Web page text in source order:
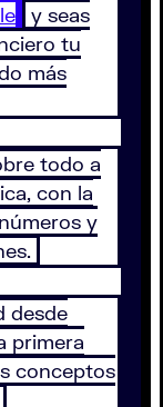
y seas
tu
más
todo a
con la
y
desde
primera
conceptos